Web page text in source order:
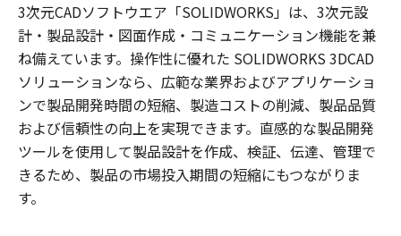
3次元CADソフトウエア「SOLIDWORKS」は、3次元設
計・製品設計・図面作成・コミュニケーション機能を兼
ね備えています。操作性に優れた SOLIDWORKS 3DCAD
ソリューションなら、広範な業界およびアプリケーショ
ンで製品開発時間の短縮、製造コストの削減、製品品質
および信頼性の向上を実現できます。直感的な製品開発
ツールを使用して製品設計を作成、検証、伝達、管理で
きるため、製品の市場投入期間の短縮にもつながりま
す。